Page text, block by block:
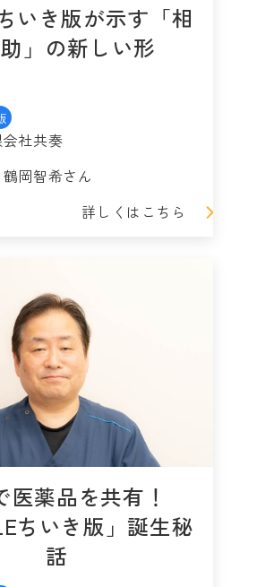
いき版が示す「相
」の新しい形
社共奏
岡智希さん
詳しくはこちら
医薬品を共有！
ちいき版」誕生秘
話